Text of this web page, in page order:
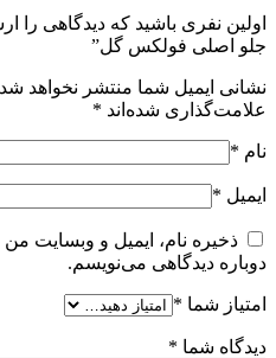
اولین نفری باشید که دیدگاهی را
جلو اصلی فولکس گل”
نشانی ایمیل شما منتشر نخواهد
علامت‌گذاری شده‌اند *
نام *
ایمیل *
ذخیره نام، ایمیل و وبسایت
دوباره دیدگاهی می‌نویسم.
امتیاز شما *
دیدگاه شما *